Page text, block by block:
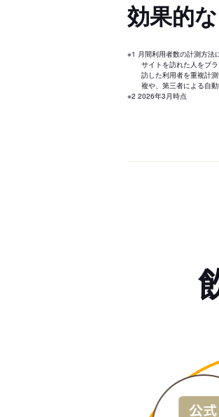
効果的
※1 月間利用者数の計測方法
サイトを訪れた人をブ
訪した利用者を重複計
複や、第三者による自
※2 2026年3月時点